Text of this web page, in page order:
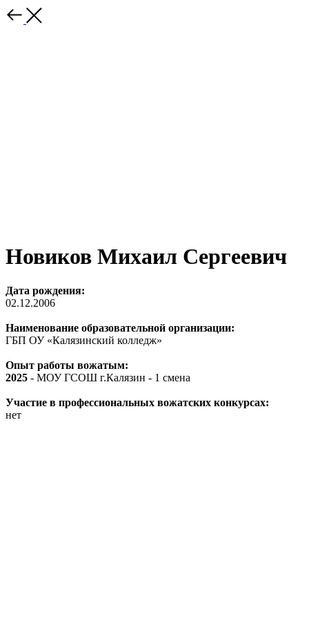
Новиков Михаил Сергеевич
Дата рождения:
02.12.2006
Наименование образовательной организации:
ГБП ОУ «Калязинский колледж»
Опыт работы вожатым:
2025 - МОУ ГСОШ г.Калязин - 1 смена
Участие в профессиональных вожатских конкурсах:
нет